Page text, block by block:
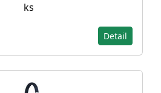
ks
Detail